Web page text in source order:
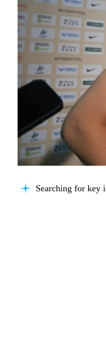
Searching for key